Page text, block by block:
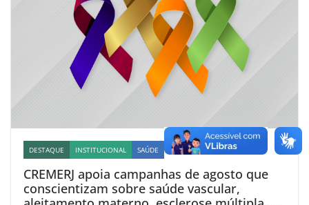
DESTAQUE INSTITUCIONAL SAÚDE
CREMERJ apoia campanhas de agosto que
conscientizam sobre saúde vascular,